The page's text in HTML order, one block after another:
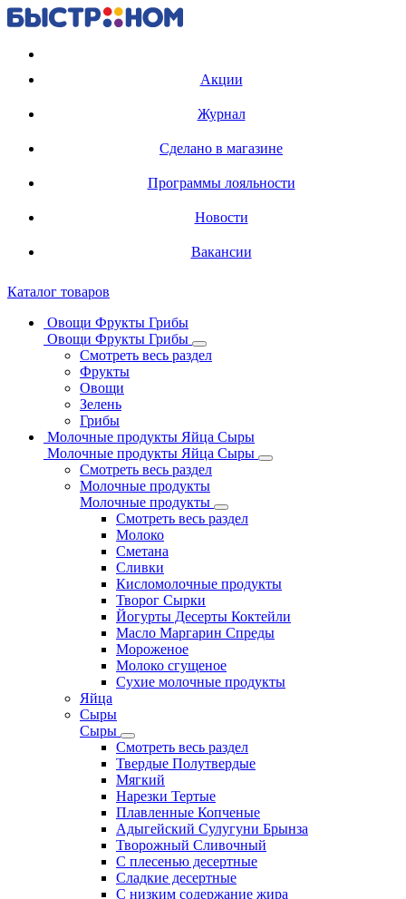
Акции
Журнал
Сделано в магазине
Программы лояльности
Новости
Вакансии
Каталог товаров
Овощи Фрукты Грибы
Овощи Фрукты Грибы
Смотреть весь раздел
Фрукты
Овощи
Зелень
Грибы
Молочные продукты Яйца Сыры
Молочные продукты Яйца Сыры
Смотреть весь раздел
Молочные продукты
Молочные продукты
Смотреть весь раздел
Молоко
Сметана
Сливки
Кисломолочные продукты
Творог Сырки
Йогурты Десерты Коктейли
Масло Маргарин Спреды
Мороженое
Молоко сгущеное
Сухие молочные продукты
Яйца
Сыры
Сыры
Смотреть весь раздел
Твердые Полутвердые
Мягкий
Нарезки Тертые
Плавленные Копченые
Адыгейский Сулугуни Брынза
Творожный Сливочный
С плесенью десертные
Сладкие десертные
С низким содержание жира